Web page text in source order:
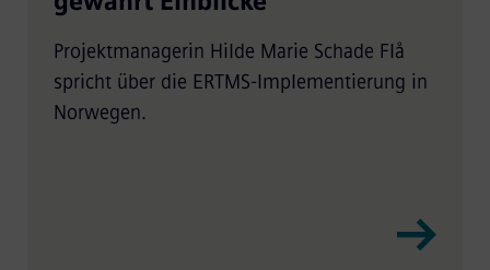
Projektmanagerin Hilde Marie Schade Flå
spricht über die ERTMS-Implementierung in
Norwegen.